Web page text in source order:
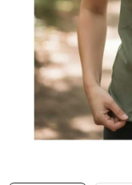
VÁNOCE
PROVIZNÍ SYSTÉM
O nás Časté otázky
Obchodní podmínky
Zásady zpracování